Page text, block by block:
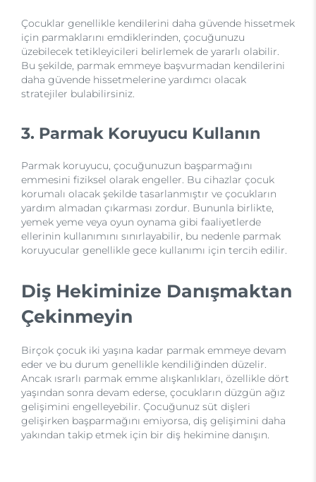
Çocuklar genellikle kendilerini daha güvende hissetmek
için parmaklarını emdiklerinden, çocuğunuzu
üzebilecek tetikleyicileri belirlemek de yararlı olabilir.
Bu şekilde, parmak emmeye başvurmadan kendilerini
daha güvende hissetmelerine yardımcı olacak
stratejiler bulabilirsiniz.
3. Parmak Koruyucu Kullanın
Parmak koruyucu, çocuğunuzun başparmağını
emmesini fiziksel olarak engeller. Bu cihazlar çocuk
korumalı olacak şekilde tasarlanmıştır ve çocukların
yardım almadan çıkarması zordur. Bununla birlikte,
yemek yeme veya oyun oynama gibi faaliyetlerde
ellerinin kullanımını sınırlayabilir, bu nedenle parmak
koruyucular genellikle gece kullanımı için tercih edilir.
Diş Hekiminize Danışmaktan
Çekinmeyin
Birçok çocuk iki yaşına kadar parmak emmeye devam
eder ve bu durum genellikle kendiliğinden düzelir.
Ancak ısrarlı parmak emme alışkanlıkları, özellikle dört
yaşından sonra devam ederse, çocukların düzgün ağız
gelişimini engelleyebilir. Çocuğunuz süt dişleri
gelişirken başparmağını emiyorsa, diş gelişimini daha
yakından takip etmek için bir diş hekimine danışın.